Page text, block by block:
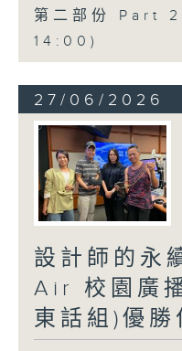
第二部份 Part
14:00)
27/06/2026
設計師的永
Air 校園廣
東話組)優勝